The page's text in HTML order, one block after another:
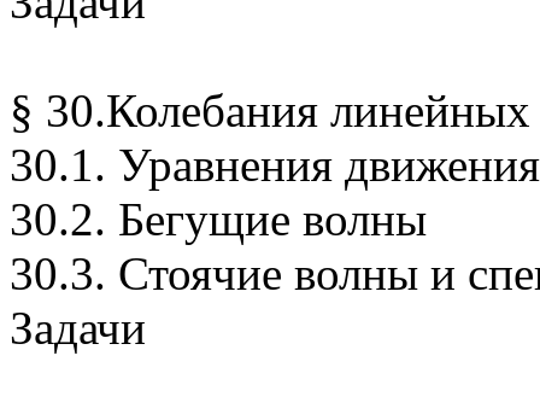
§ 30.Колебания линейных
30.1. Уравнения
30.2. Бегущие волны
30.3. Стоячие волны и
Задачи